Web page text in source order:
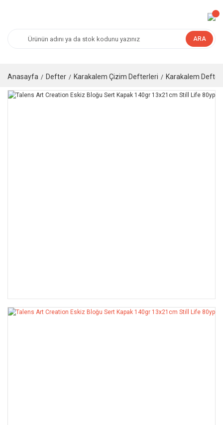
ARA
Anasayfa Defter Karakalem Çizim Defterleri Karakalem Defteri